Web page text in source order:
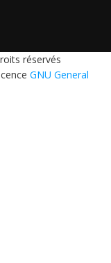
réservés
GNU General